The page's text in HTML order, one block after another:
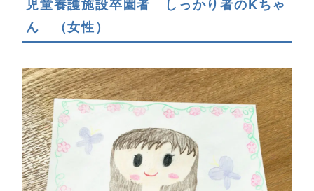
児童養護施設卒園者 しっかり者のKちゃ
ん （女性）